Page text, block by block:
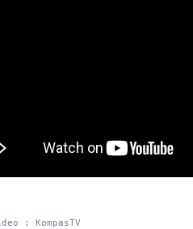
: KompasTV